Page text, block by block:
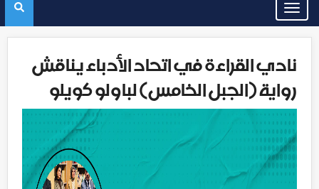
Toggle
navigation
نادي القراءة في اتحاد الأدباء يناقش
رواية (الجبل الخامس) لباولو كويلو